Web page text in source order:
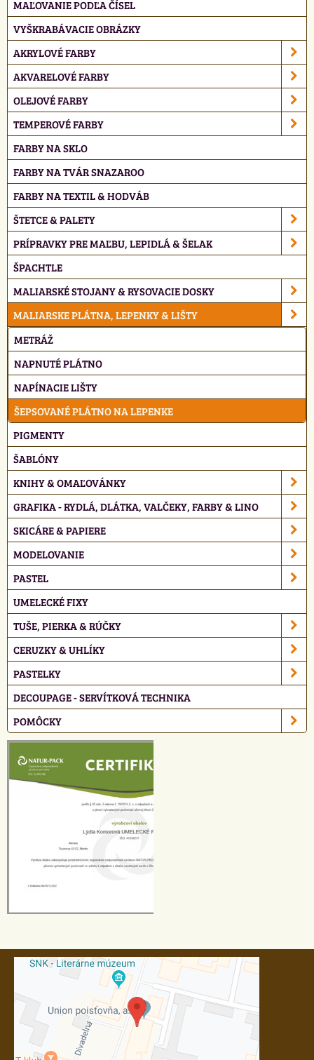
MAĽOVANIE PODĽA ČÍSEL
VYŠKRABÁVACIE OBRÁZKY
AKRYLOVÉ FARBY
AKVARELOVÉ FARBY
OLEJOVÉ FARBY
TEMPEROVÉ FARBY
FARBY NA SKLO
FARBY NA TVÁR SNAZAROO
FARBY NA TEXTIL & HODVÁB
ŠTETCE & PALETY
PRÍPRAVKY PRE MAĽBU, LEPIDLÁ & ŠELAK
ŠPACHTLE
MALIARSKÉ STOJANY & RYSOVACIE DOSKY
MALIARSKE PLÁTNA, LEPENKY & LIŠTY
METRÁŽ
NAPNUTÉ PLÁTNO
NAPÍNACIE LIŠTY
ŠEPSOVANÉ PLÁTNO NA LEPENKE
PIGMENTY
ŠABLÓNY
KNIHY & OMAĽOVÁNKY
GRAFIKA - RYDLÁ, DLÁTKA, VALČEKY, FARBY & LINO
SKICÁRE & PAPIERE
MODELOVANIE
PASTEL
UMELECKÉ FIXY
TUŠE, PIERKA & RÚČKY
CERUZKY & UHLÍKY
PASTELKY
DECOUPAGE - SERVÍTKOVÁ TECHNIKA
POMÔCKY